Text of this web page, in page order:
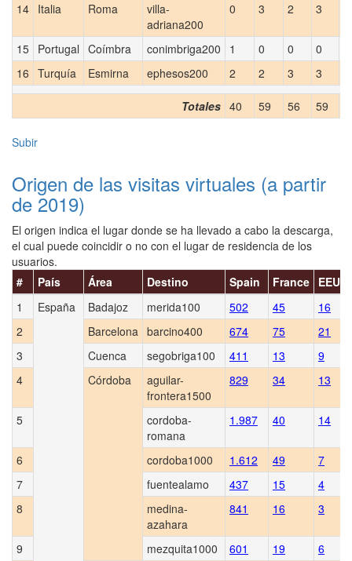
14 Italia Roma
villa-
adriana200
0 3 2 3
15 Portugal Coímbra conimbriga200 1 0 0 0
16 Turquía Esmirna ephesos200 2 2 3 3
Totales 40 59 56 59
Subir
Origen de las visitas virtuales (a partir
de 2019)
El origen indica el lugar donde se ha llevado a cabo la descarga,
el cual puede coincidir o no con el lugar de residencia de los
usuarios.
#
País Área Destino Spain France EEUU
1
España Badajoz merida100 502 45
16
2
Barcelona barcino400 674 75
21
3
Cuenca segobriga100 411 13
9
4
Córdoba
aguilar-
frontera1500
829 34 13
5
cordoba-
romana
1.987 40 14
6 cordoba1000 1.612 49
7
7
fuentealamo 437 15
4
8
medina-
azahara
841 16 3
9 mezquita1000 601 19
6